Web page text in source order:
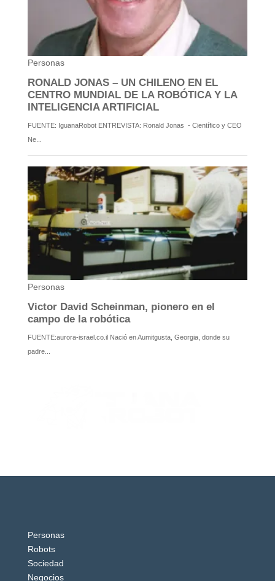
Personas
Robots
Sociedad
Negocios